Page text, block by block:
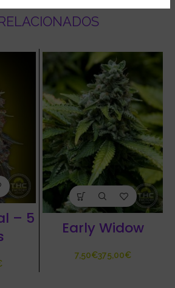
– 5
Early Widow
€ €